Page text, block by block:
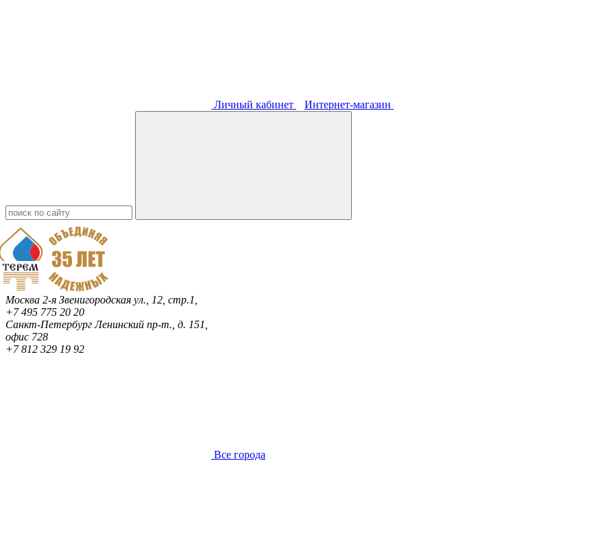
Личный кабинет Интернет-магазин
Москва 2-я Звенигородская ул., 12, стр.1,
+7 495 775 20 20
Санкт-ПетербургЛенинский пр-т., д. 151,
офис 728
+7 812 329 19 92
Все города